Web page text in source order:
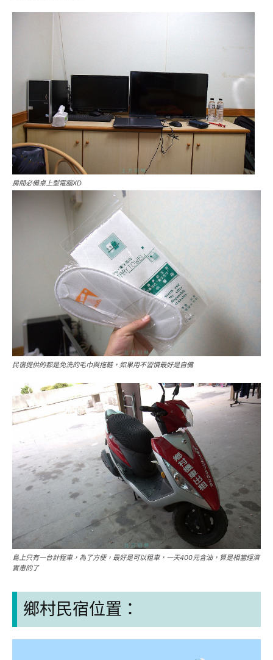
房間必備桌上型電腦XD
民宿提供的都是免洗的毛巾與拖鞋，如果用不習慣最好是自備
島上只有一台計程車，為了方便，最好是可以租車，一天400元含油，算是相當經濟
實惠的了
鄉村民宿位置：